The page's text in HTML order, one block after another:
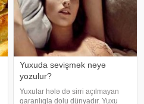
Yuxuda sevişmək nəyə
yozulur?
Yuxular hələ də sirri açılmayan
qaranlıqla dolu dünyadır. Yuxu